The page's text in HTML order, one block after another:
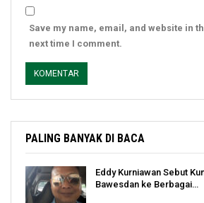
Save my name, email, and website in
next time I comment.
PALING BANYAK DI BACA
Eddy Kurniawan Sebut
Bawesdan ke Berbagai…